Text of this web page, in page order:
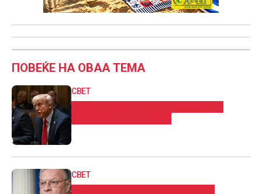
ПОВЕЌЕ НА ОВАА ТЕМА
СВЕТ
СВЕТ
Келог: Изјавите на Медведев за